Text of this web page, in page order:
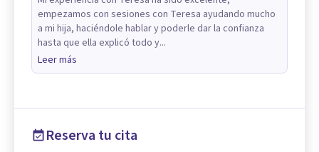
empezamos con sesiones con Teresa ayudando mucho
a mi hija, haciéndole hablar y poderle dar la confianza
hasta que ella explicó todo y...
Leer más
Reserva tu cita